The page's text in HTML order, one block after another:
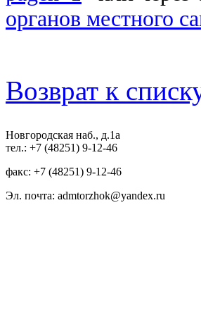
органов местного
Возврат к
Новгородская наб., д.1а
тел.: +7 (48251) 9-12-46
факс: +7 (48251) 9-12-46
Эл. почта: admtorzhok@yandex.ru